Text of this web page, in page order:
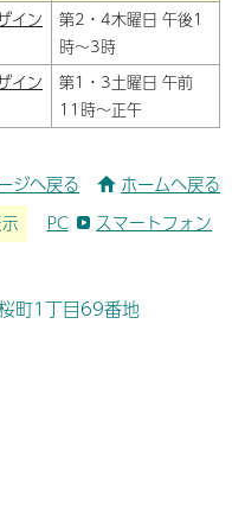
イン
第2・4木曜日 午後1
時～3時
イン
第1・3土曜日 午前
11時～正午
ジへ戻る ホームへ戻る
PC スマートフォン
町1丁目69番地